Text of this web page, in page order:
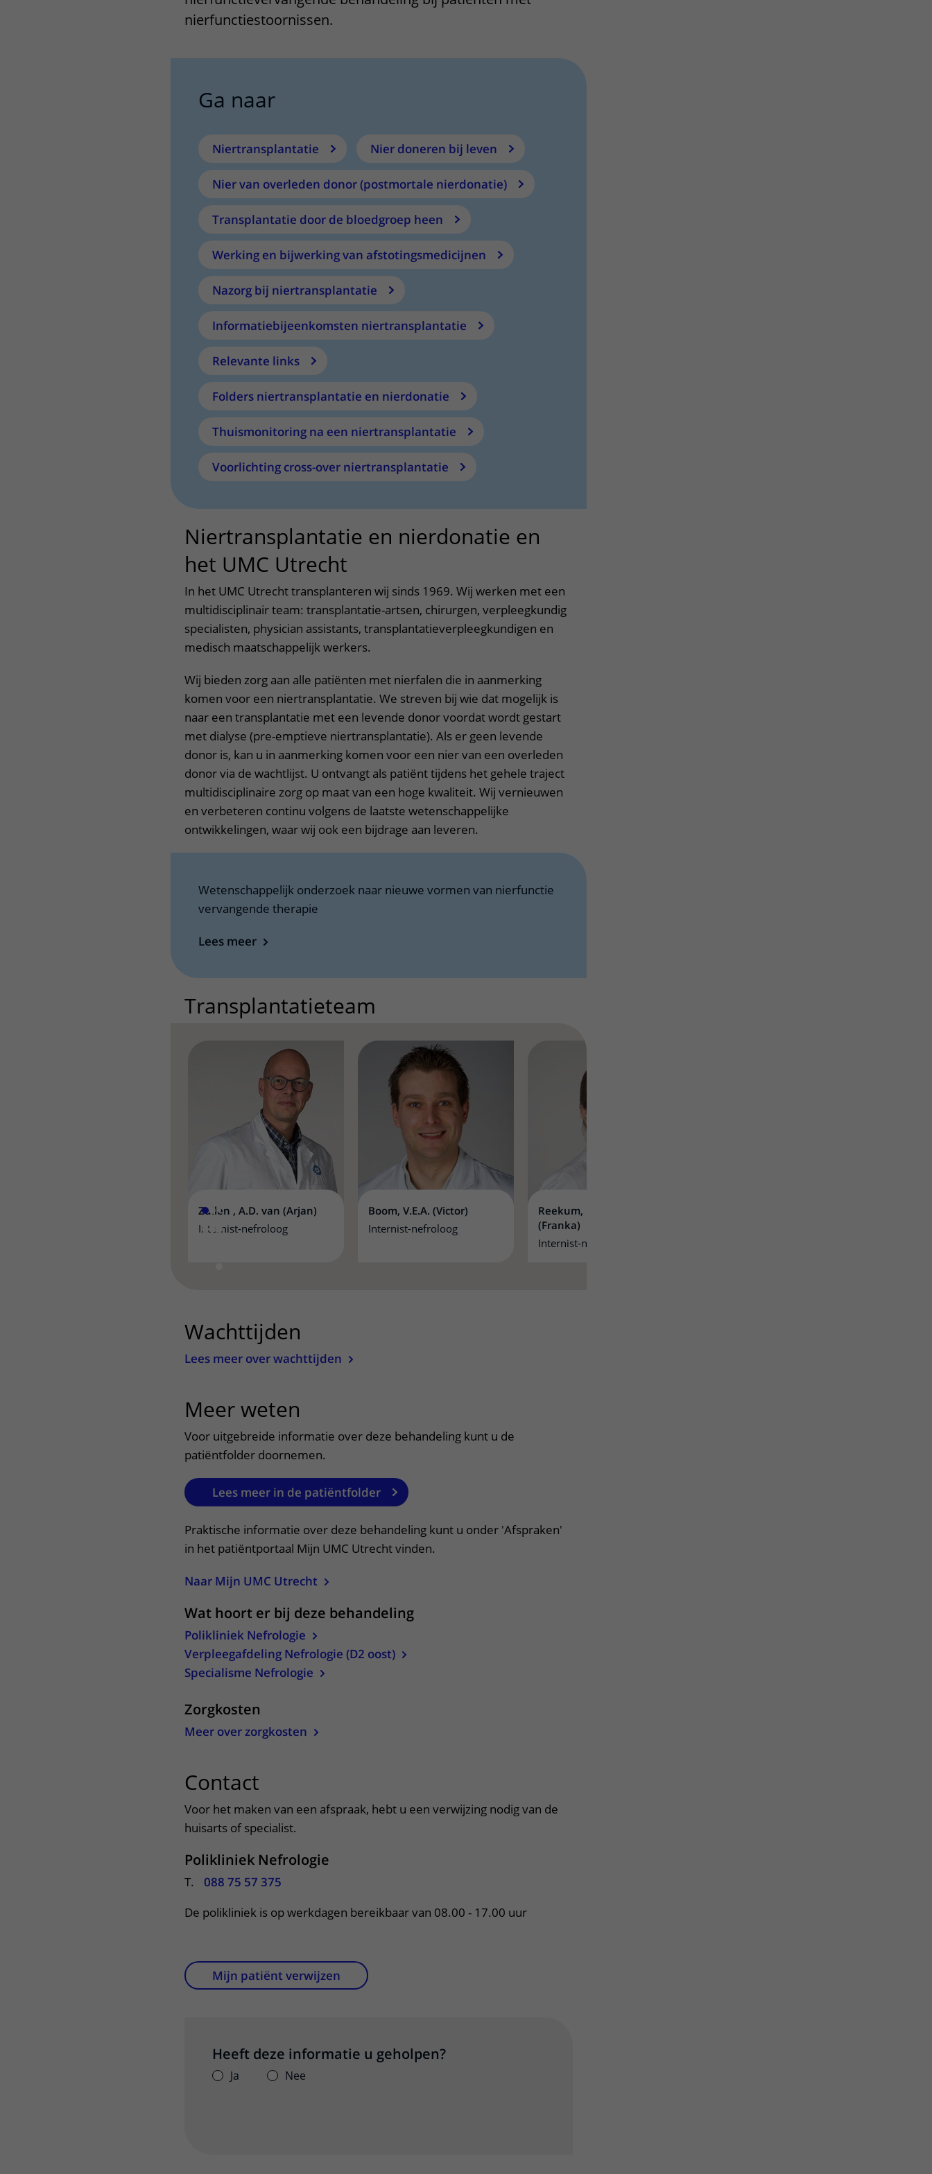
Bezoektijden
nierfunctiestoornissen.
Ga naar
Niertransplantatie Nier doneren bij leven
Nier van overleden donor (postmortale nierdonatie)
Transplantatie door de bloedgroep heen
Werking en bijwerking van afstotingsmedicijnen
Nazorg bij niertransplantatie
Informatiebijeenkomsten niertransplantatie
Relevante links
Folders niertransplantatie en nierdonatie
Thuismonitoring na een niertransplantatie
Voorlichting cross-over niertransplantatie
Niertransplantatie en nierdonatie en
het UMC Utrecht
In het UMC Utrecht transplanteren wij sinds 1969. Wij werken met een
multidisciplinair team: transplantatie-artsen, chirurgen, verpleegkundig
specialisten, physician assistants, transplantatieverpleegkundigen en
medisch maatschappelijk werkers.
Wij bieden zorg aan alle patiënten met nierfalen die in aanmerking
komen voor een niertransplantatie. We streven bij wie dat mogelijk is
naar een transplantatie met een levende donor voordat wordt gestart
met dialyse (pre-emptieve niertransplantatie). Als er geen levende
donor is, kan u in aanmerking komen voor een nier van een overleden
donor via de wachtlijst. U ontvangt als patiënt tijdens het gehele traject
multidisciplinaire zorg op maat van een hoge kwaliteit. Wij vernieuwen
en verbeteren continu volgens de laatste wetenschappelijke
ontwikkelingen, waar wij ook een bijdrage aan leveren.
Wetenschappelijk onderzoek naar nieuwe vormen van nierfunctie
vervangende therapie
Lees meer
Transplantatieteam
Zuilen , A.D. van (Arjan)
Internist-nefroloog
Boom, V.E.A. (Victor)
Internist-nefroloog
Reekum, F.E. van
(Franka)
Internist-nefroloog
Wachttijden
Lees meer over wachttijden
Meer weten
Voor uitgebreide informatie over deze behandeling kunt u de
patiëntfolder doornemen.
Lees meer in de patiëntfolder
Praktische informatie over deze behandeling kunt u onder 'Afspraken'
in het patiëntportaal Mijn UMC Utrecht vinden.
Naar Mijn UMC Utrecht
Wat hoort er bij deze behandeling
Polikliniek Nefrologie
Verpleegafdeling Nefrologie (D2 oost)
Specialisme Nefrologie
Zorgkosten
Meer over zorgkosten
Contact
Voor het maken van een afspraak, hebt u een verwijzing nodig van de
huisarts of specialist.
Polikliniek Nefrologie
T.
088 75 57 375
De polikliniek is op werkdagen bereikbaar van 08.00 - 17.00 uur
Mijn patiënt verwijzen
Heeft deze informatie u geholpen?
Ja Nee